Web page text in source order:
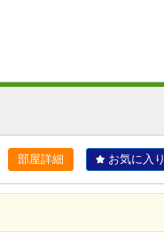
部屋詳細 お気に入り